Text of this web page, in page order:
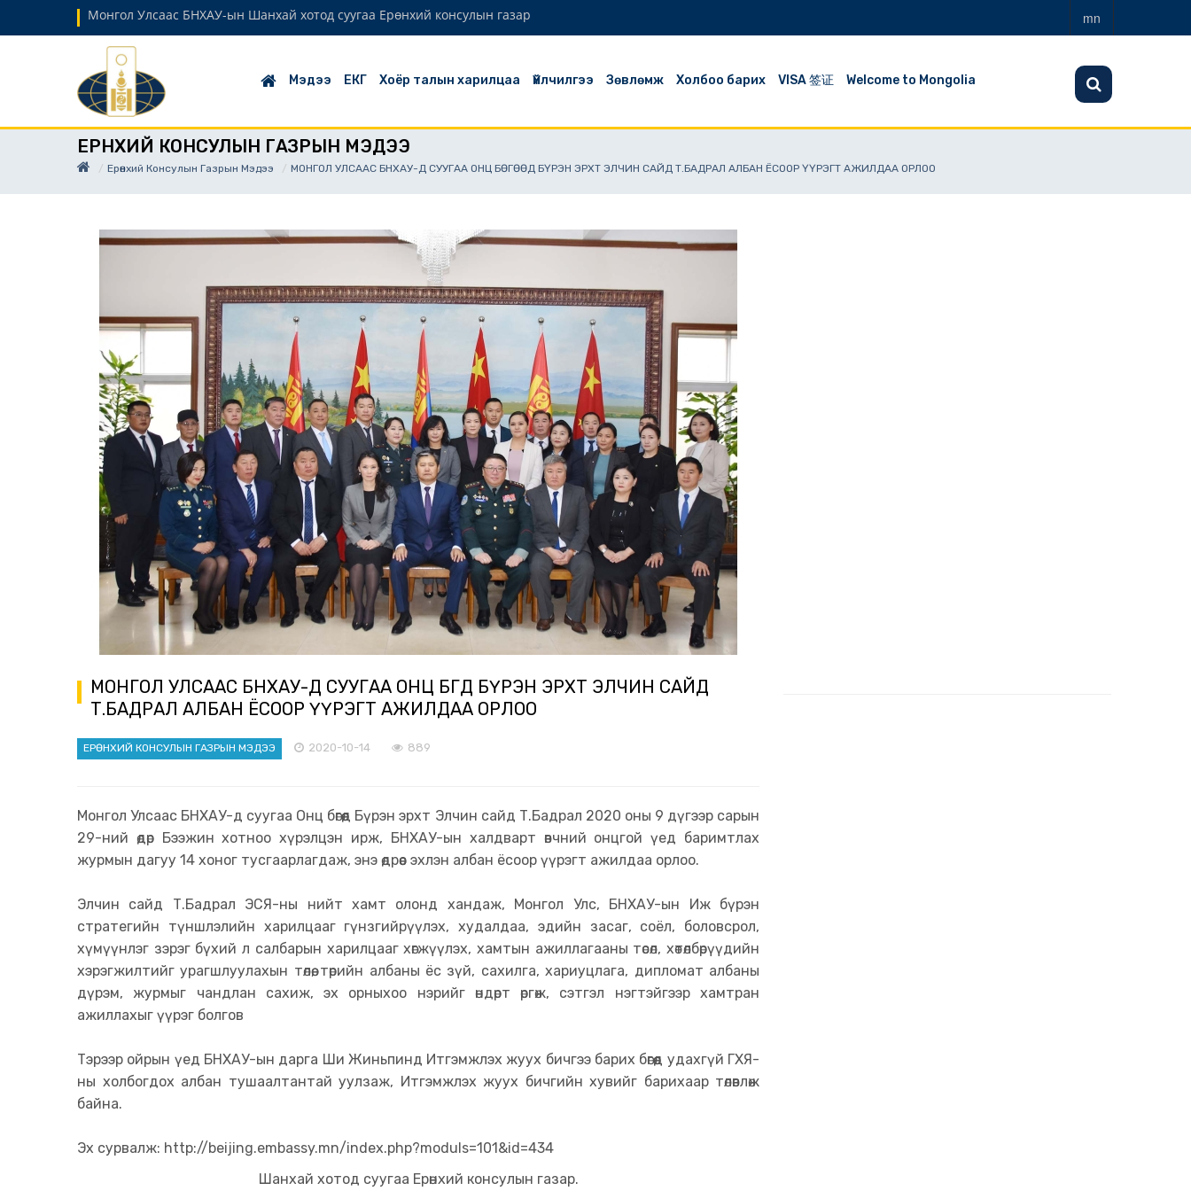
Монгол Улсаас БНХАУ-ын Шанхай хотод суугаа Ерөнхий консулын газар mn
Мэдээ ЕКГ Хоёр талын харилцаа Үйлчилгээ Зөвлөмж Холбоо барих VISA 签证 Welcome to Mongolia
ЕРӨНХИЙ КОНСУЛЫН ГАЗРЫН МЭДЭЭ
Ерөнхий Консулын Газрын Мэдээ МОНГОЛ УЛСААС БНХАУ-Д СУУГАА ОНЦ БӨГӨӨД БҮРЭН ЭРХТ ЭЛЧИН САЙД Т.БАДРАЛ АЛБАН ЁСООР ҮҮРЭГТ АЖИЛДАА ОРЛОО
МОНГОЛ УЛСААС БНХАУ-Д СУУГАА ОНЦ БӨГӨӨД БҮРЭН ЭРХТ ЭЛЧИН САЙД
Т.БАДРАЛ АЛБАН ЁСООР ҮҮРЭГТ АЖИЛДАА ОРЛОО
ЕРӨНХИЙ КОНСУЛЫН ГАЗРЫН МЭДЭЭ 2020-10-14 889
Монгол Улсаас БНХАУ-д суугаа Онц бөгөөд Бүрэн эрхт Элчин сайд Т.Бадрал 2020 оны 9 дүгээр сарын
29-ний өдөр Бээжин хотноо хүрэлцэн ирж, БНХАУ-ын халдварт өвчний онцгой үед баримтлах
журмын дагуу 14 хоног тусгаарлагдаж, энэ өдрөөс эхлэн албан ёсоор үүрэгт ажилдаа орлоо.
Элчин сайд Т.Бадрал ЭСЯ-ны нийт хамт олонд хандаж, Монгол Улс, БНХАУ-ын Иж бүрэн
стратегийн түншлэлийн харилцааг гүнзгийрүүлэх, худалдаа, эдийн засаг, соёл, боловсрол,
хүмүүнлэг зэрэг бүхий л салбарын харилцааг хөгжүүлэх, хамтын ажиллагааны төсөл, хөтөлбөрүүдийн
хэрэгжилтийг урагшлуулахын төлөө, төрийн албаны ёс зүй, сахилга, хариуцлага, дипломат албаны
дүрэм, журмыг чандлан сахиж, эх орныхоо нэрийг өндөрт өргөж, сэтгэл нэгтэйгээр хамтран
ажиллахыг үүрэг болгов
Тэрээр ойрын үед БНХАУ-ын дарга Ши Жиньпинд Итгэмжлэх жуух бичгээ барих бөгөөд удахгүй ГХЯ-
ны холбогдох албан тушаалтантай уулзаж, Итгэмжлэх жуух бичгийн хувийг барихаар төлөвлөж
байна.
Эх сурвалж: http://beijing.embassy.mn/index.php?moduls=101&id=434
Шанхай хотод суугаа Ерөнхий консулын газар.